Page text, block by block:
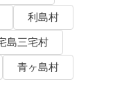
利島村
島三宅村
青ヶ島村